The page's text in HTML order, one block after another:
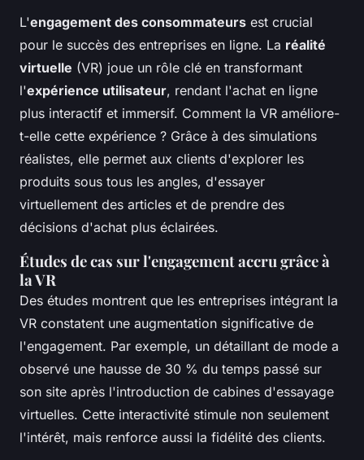
L'engagement des consommateurs est crucial
pour le succès des entreprises en ligne. La réalité
virtuelle (VR) joue un rôle clé en transformant
l'expérience utilisateur, rendant l'achat en ligne
plus interactif et immersif. Comment la VR améliore-
t-elle cette expérience ? Grâce à des simulations
réalistes, elle permet aux clients d'explorer les
produits sous tous les angles, d'essayer
virtuellement des articles et de prendre des
décisions d'achat plus éclairées.
Études de cas sur l'engagement accru grâce à
la VR
Des études montrent que les entreprises intégrant la
VR constatent une augmentation significative de
l'engagement. Par exemple, un détaillant de mode a
observé une hausse de 30 % du temps passé sur
son site après l'introduction de cabines d'essayage
virtuelles. Cette interactivité stimule non seulement
l'intérêt, mais renforce aussi la fidélité des clients.